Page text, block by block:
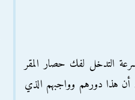
التدخل لفك حصار المقر
أن هذا دورهم وواجبهم الذي